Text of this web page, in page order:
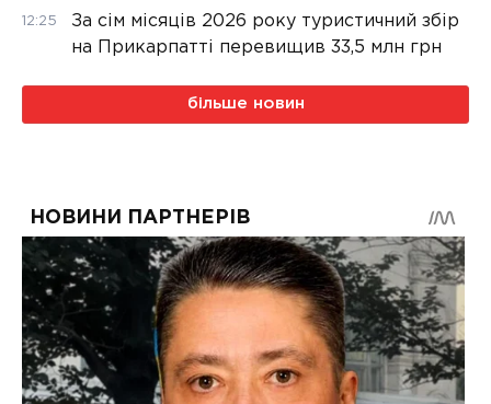
12:25
За сім місяців 2026 року туристичний збір
на Прикарпатті перевищив 33,5 млн грн
більше новин